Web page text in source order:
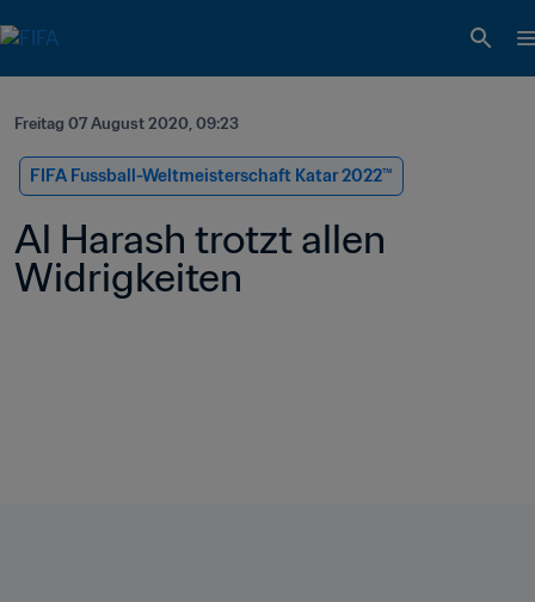
Freitag 07 August 2020, 09:23
FIFA Fussball-Weltmeisterschaft Katar 2022™
Al Harash trotzt allen
Widrigkeiten